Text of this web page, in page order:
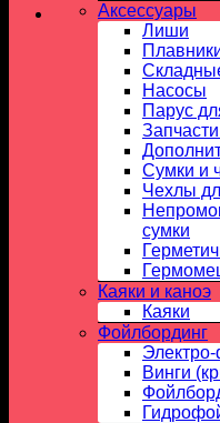
Аксессуары
Лиши
Насосы
Парус
Сумки и
Чехлы
сумки
Каяки и каноэ
Каяки
Фойлбординг
Винги